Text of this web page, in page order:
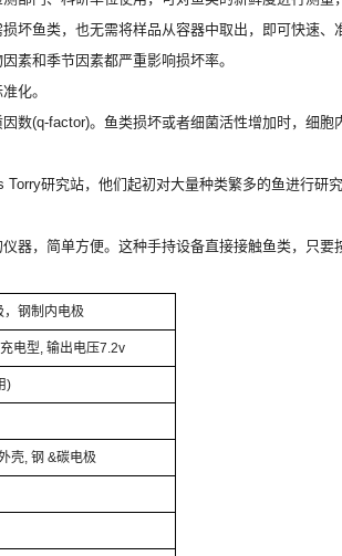
坏鱼类，也无需将样品从容器中取出，即可快速、
素和季节因素都严重影响损坏率。
化。
因数(q-factor)。鱼类损坏或者细菌活性增加时，细胞
Torry研究站，他们起初对大量种类繁多的鱼进行研
器，简单方便。这种手持设备直接接触鱼类，只要
钢制内电极
充电型, 输出电压7.2v
)
壳, 钢 &碳电极